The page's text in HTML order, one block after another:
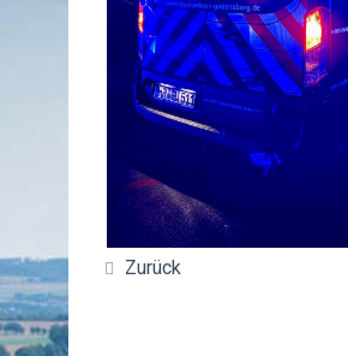
Zurück